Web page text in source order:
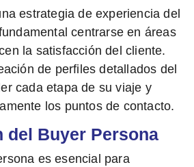
estrategia de experiencia del
centrarse en áreas
la satisfacción del cliente.
de perfiles detallados del
cada etapa de su viaje y
los puntos de contacto.
del Buyer Persona
es esencial para